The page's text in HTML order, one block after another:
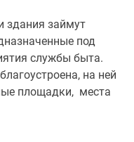
здания займут
под
службы быта.
на ней
площадки, места